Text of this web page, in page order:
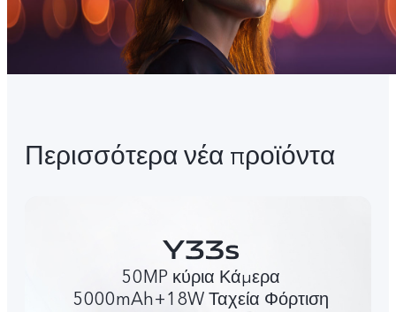
Περισσότερα νέα προϊόντα
50MP κύρια Κάμερα
5000mAh+18W Ταχεία Φόρτιση